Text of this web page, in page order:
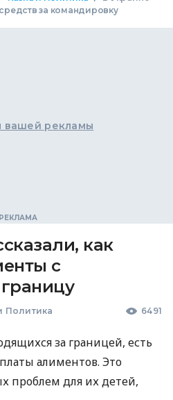
за командировку
вашей рекламы
как
с
Политика 6491
за границей, есть
алиментов. Это
проблем для их детей,